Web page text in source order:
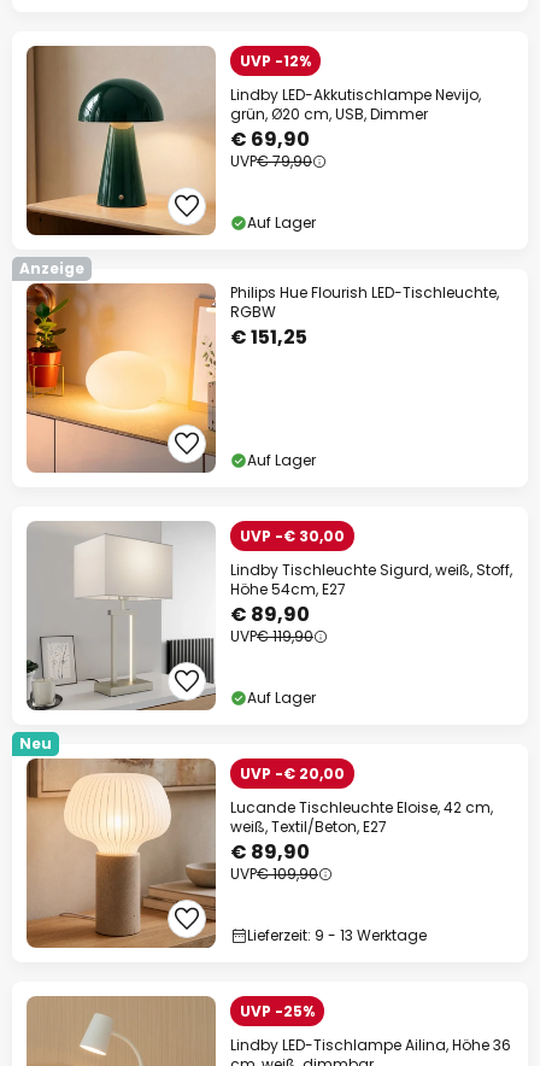
UVP -12%
Lindby LED-Akkutischlampe Nevijo,
grün, Ø20 cm, USB, Dimmer
€ 69,90
UVP€ 79,90
Auf Lager
Anzeige
Philips Hue Flourish LED-Tischleuchte,
RGBW
€ 151,25
Auf Lager
UVP -€ 30,00
Lindby Tischleuchte Sigurd, weiß, Stoff,
Höhe 54cm, E27
€ 89,90
UVP€ 119,90
Auf Lager
Neu
UVP -€ 20,00
Lucande Tischleuchte Eloise, 42 cm,
weiß, Textil/Beton, E27
€ 89,90
UVP€ 109,90
Lieferzeit: 9 - 13 Werktage
UVP -25%
Lindby LED-Tischlampe Ailina, Höhe 36